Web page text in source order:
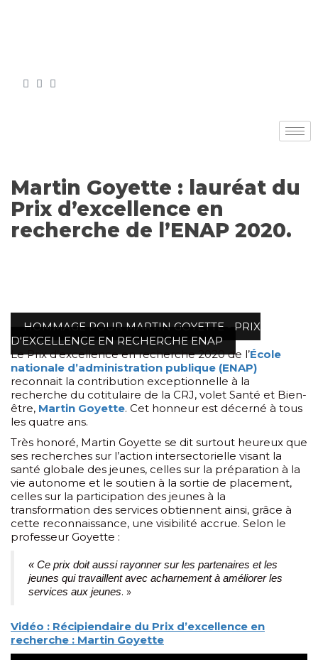
Martin Goyette : lauréat du
Prix d’excellence en
recherche de l’ENAP 2020.
HOMMAGE POUR MARTIN GOYETTE - PRIX
D'EXCELLENCE EN RECHERCHE ENAP
Le Prix d’excellence en recherche 2020 de l’École
nationale d’administration publique (ENAP)
reconnait la contribution exceptionnelle à la
recherche du cotitulaire de la CRJ, volet Santé et Bien-
être, Martin Goyette. Cet honneur est décerné à tous
les quatre ans.
Très honoré, Martin Goyette se dit surtout heureux que
ses recherches sur l’action intersectorielle visant la
santé globale des jeunes, celles sur la préparation à la
vie autonome et le soutien à la sortie de placement,
celles sur la participation des jeunes à la
transformation des services obtiennent ainsi, grâce à
cette reconnaissance, une visibilité accrue. Selon le
professeur Goyette :
« Ce prix doit aussi rayonner sur les partenaires et les
jeunes qui travaillent avec acharnement à améliorer les
services aux jeunes. »
Vidéo : Récipiendaire du Prix d’excellence en
recherche : Martin Goyette